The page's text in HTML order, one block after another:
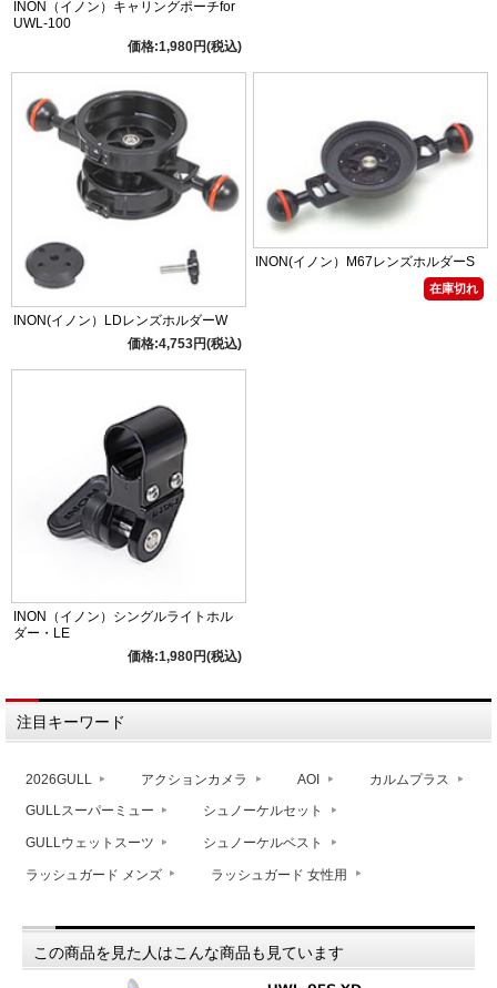
INON（イノン）キャリングポーチfor
UWL-100
価格:1,980円(税込)
INON(イノン）LDレンズホルダーW
価格:4,753円(税込)
INON(イノン）M67レンズホルダーS
在庫切れ
INON（イノン）シングルライトホル
ダー・LE
価格:1,980円(税込)
注目キーワード
2026GULL アクションカメラ AOI カルムプラス
GULLスーパーミュー シュノーケルセット
GULLウェットスーツ シュノーケルベスト
ラッシュガード メンズ ラッシュガード 女性用
この商品を見た人はこんな商品も見ています